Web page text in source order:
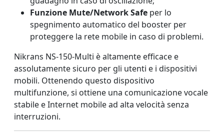
Funzione Mute/Network Safe per lo
spegnimento automatico del booster per
proteggere la rete mobile in caso di problemi.
Nikrans NS-150-Multi è altamente efficace e
assolutamente sicuro per gli utenti e i dispositivi
mobili. Ottenendo questo dispositivo
multifunzione, si ottiene una comunicazione vocale
stabile e Internet mobile ad alta velocità senza
interruzioni.